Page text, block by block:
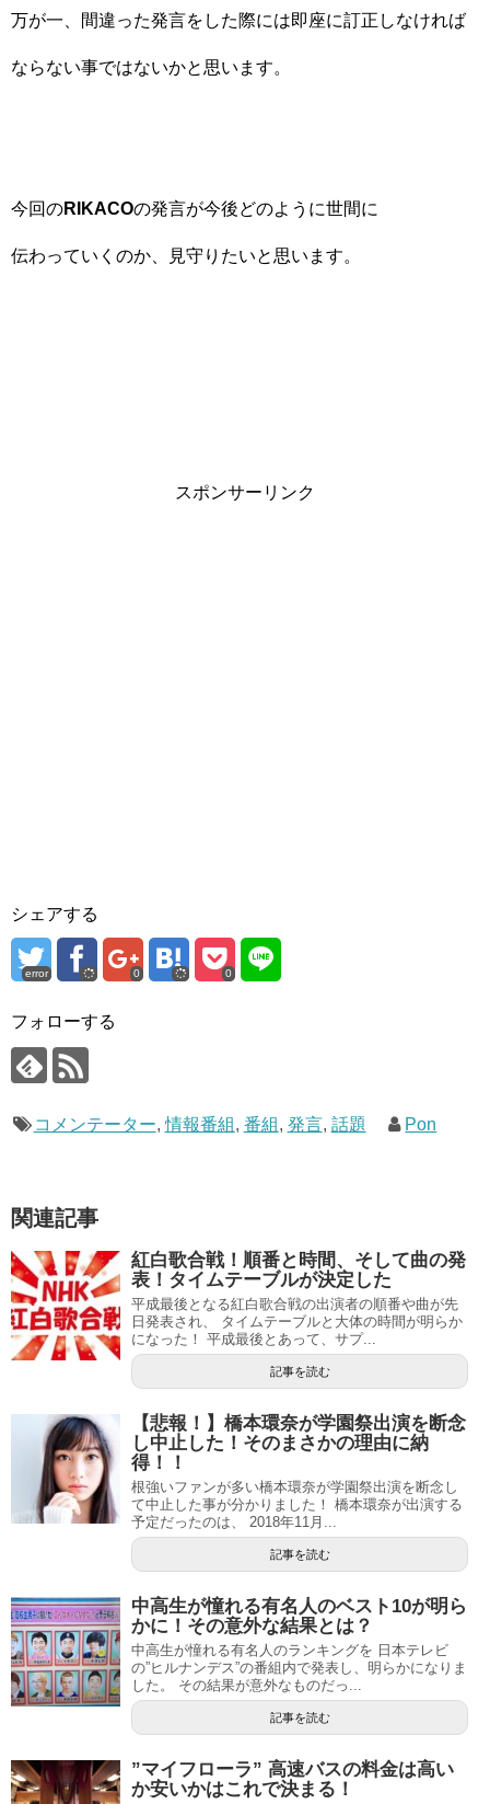
万が一、間違った発言をした際には即座に訂正しなければ
ならない事ではないかと思います。
今回のRIKACOの発言が今後どのように世間に
伝わっていくのか、見守りたいと思います。
スポンサーリンク
シェアする
error 0 0
フォローする
コメンテーター,情報番組 , 番組 , 発言, 話題 Pon
関連記事
紅白歌合戦！順番と時間、そして曲の発
表！タイムテーブルが決定した
平成最後となる紅白歌合戦の出演者の順番や曲が先
日発表され、 タイムテーブルと大体の時間が明らか
になった！ 平成最後とあって、サプ...
記事を読む
【悲報！】橋本環奈が学園祭出演を断念
し中止した！そのまさかの理由に納
得！！
根強いファンが多い橋本環奈が学園祭出演を断念し
て中止した事が分かりました！ 橋本環奈が出演する
予定だったのは、 2018年11月...
記事を読む
中高生が憧れる有名人のベスト10が明ら
かに！その意外な結果とは？
中高生が憧れる有名人のランキングを 日本テレビ
の”ヒルナンデス”の番組内で発表し、明らかになりま
した。 その結果が意外なものだっ...
記事を読む
”マイフローラ” 高速バスの料金は高い
か安いかはこれで決まる！